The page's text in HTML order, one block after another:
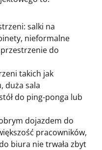
salki na
nieformalne
do
takich jak
duża sala
do ping-ponga lub
dojazdem do
pracowników,
biura nie trwała zbyt